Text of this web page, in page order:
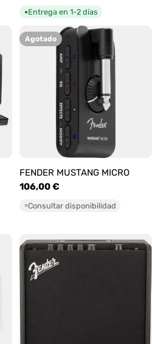
habitual
●Entrega en 1-2 días
Agotado
FENDER MUSTANG MICRO
Precio
106,00 €
○Consultar disponibilidad